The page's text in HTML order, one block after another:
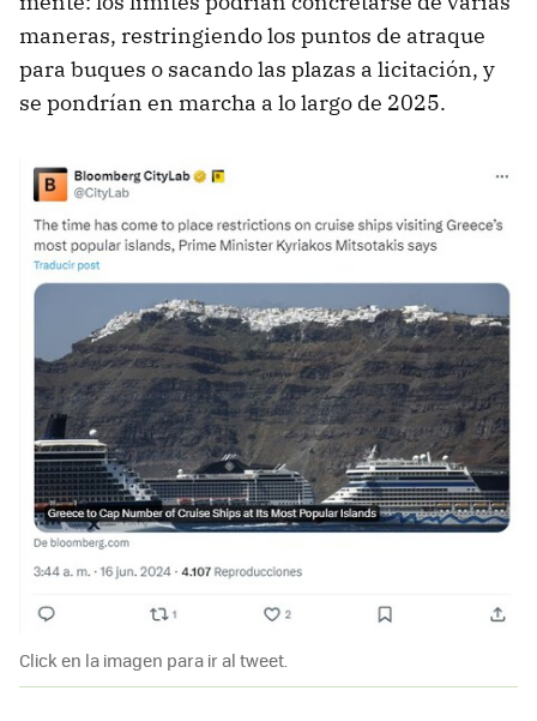
maneras, restringiendo los puntos de atraque
para buques o sacando las plazas a licitación, y
se pondrían en marcha a lo largo de 2025.
Click en la imagen para ir al tweet.